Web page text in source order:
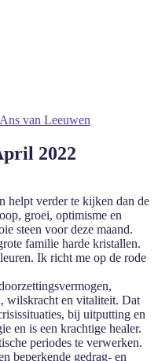
Ans van Leeuwen
2022
helpt verder te kijken dan de
groei, optimisme en
steen voor deze maand.
familie harde kristallen.
Ik richt me op de rode
wilskracht en vitaliteit. Dat
bij uitputting en
en is een krachtige healer.
periodes te verwerken.
beperkende gedrag- en